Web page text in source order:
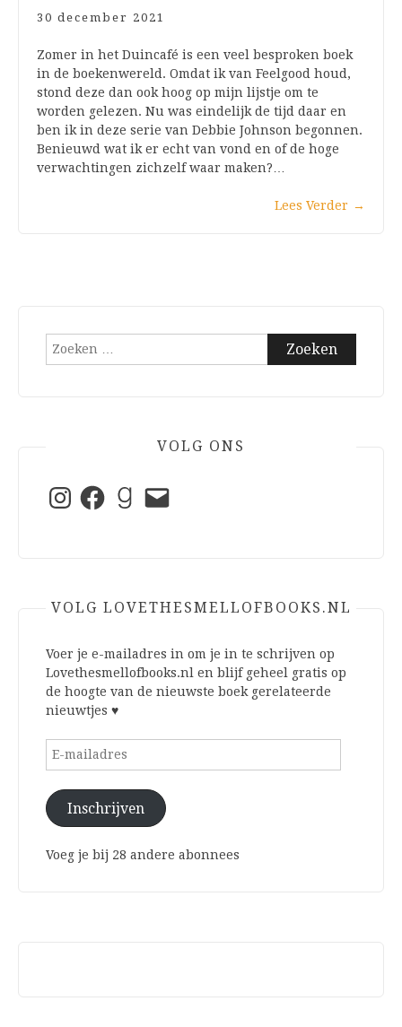
30 december 2021
Zomer in het Duincafé is een veel besproken boek
in de boekenwereld. Omdat ik van Feelgood houd,
stond deze dan ook hoog op mijn lijstje om te
worden gelezen. Nu was eindelijk de tijd daar en
ben ik in deze serie van Debbie Johnson begonnen.
Benieuwd wat ik er echt van vond en of de hoge
verwachtingen zichzelf waar maken?…
Lees Verder →
Zoeken
VOLG ONS
InstagramFacebookGoodreads
E-
mail
VOLG LOVETHESMELLOFBOOKS.NL
Voer je e-mailadres in om je in te schrijven op
Lovethesmellofbooks.nl en blijf geheel gratis op
de hoogte van de nieuwste boek gerelateerde
nieuwtjes ♥
E-
Inschrijven
Voeg je bij 28 andere abonnees